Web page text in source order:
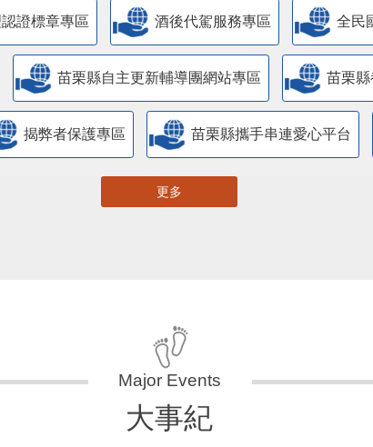
證標章專區 酒後代駕服務專區 全民
苗栗縣自主更新輔導團網站專區 苗栗
揭弊者保護專區 苗栗縣攜手串連愛心平台
更多
大事紀